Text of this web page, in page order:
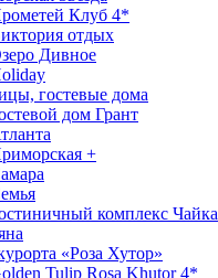
Клуб 4*
отдых
Дивное
гостевые дома
дом Грант
+
комплекс Чайка
«Роза Хутор»
Tulip Rosa Khutor 4*